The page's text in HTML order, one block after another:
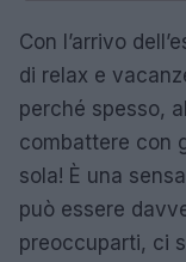
Con l’arrivo
di relax e
perché spesso,
combattere con
sola! È una
può essere
preoccuparti, ci